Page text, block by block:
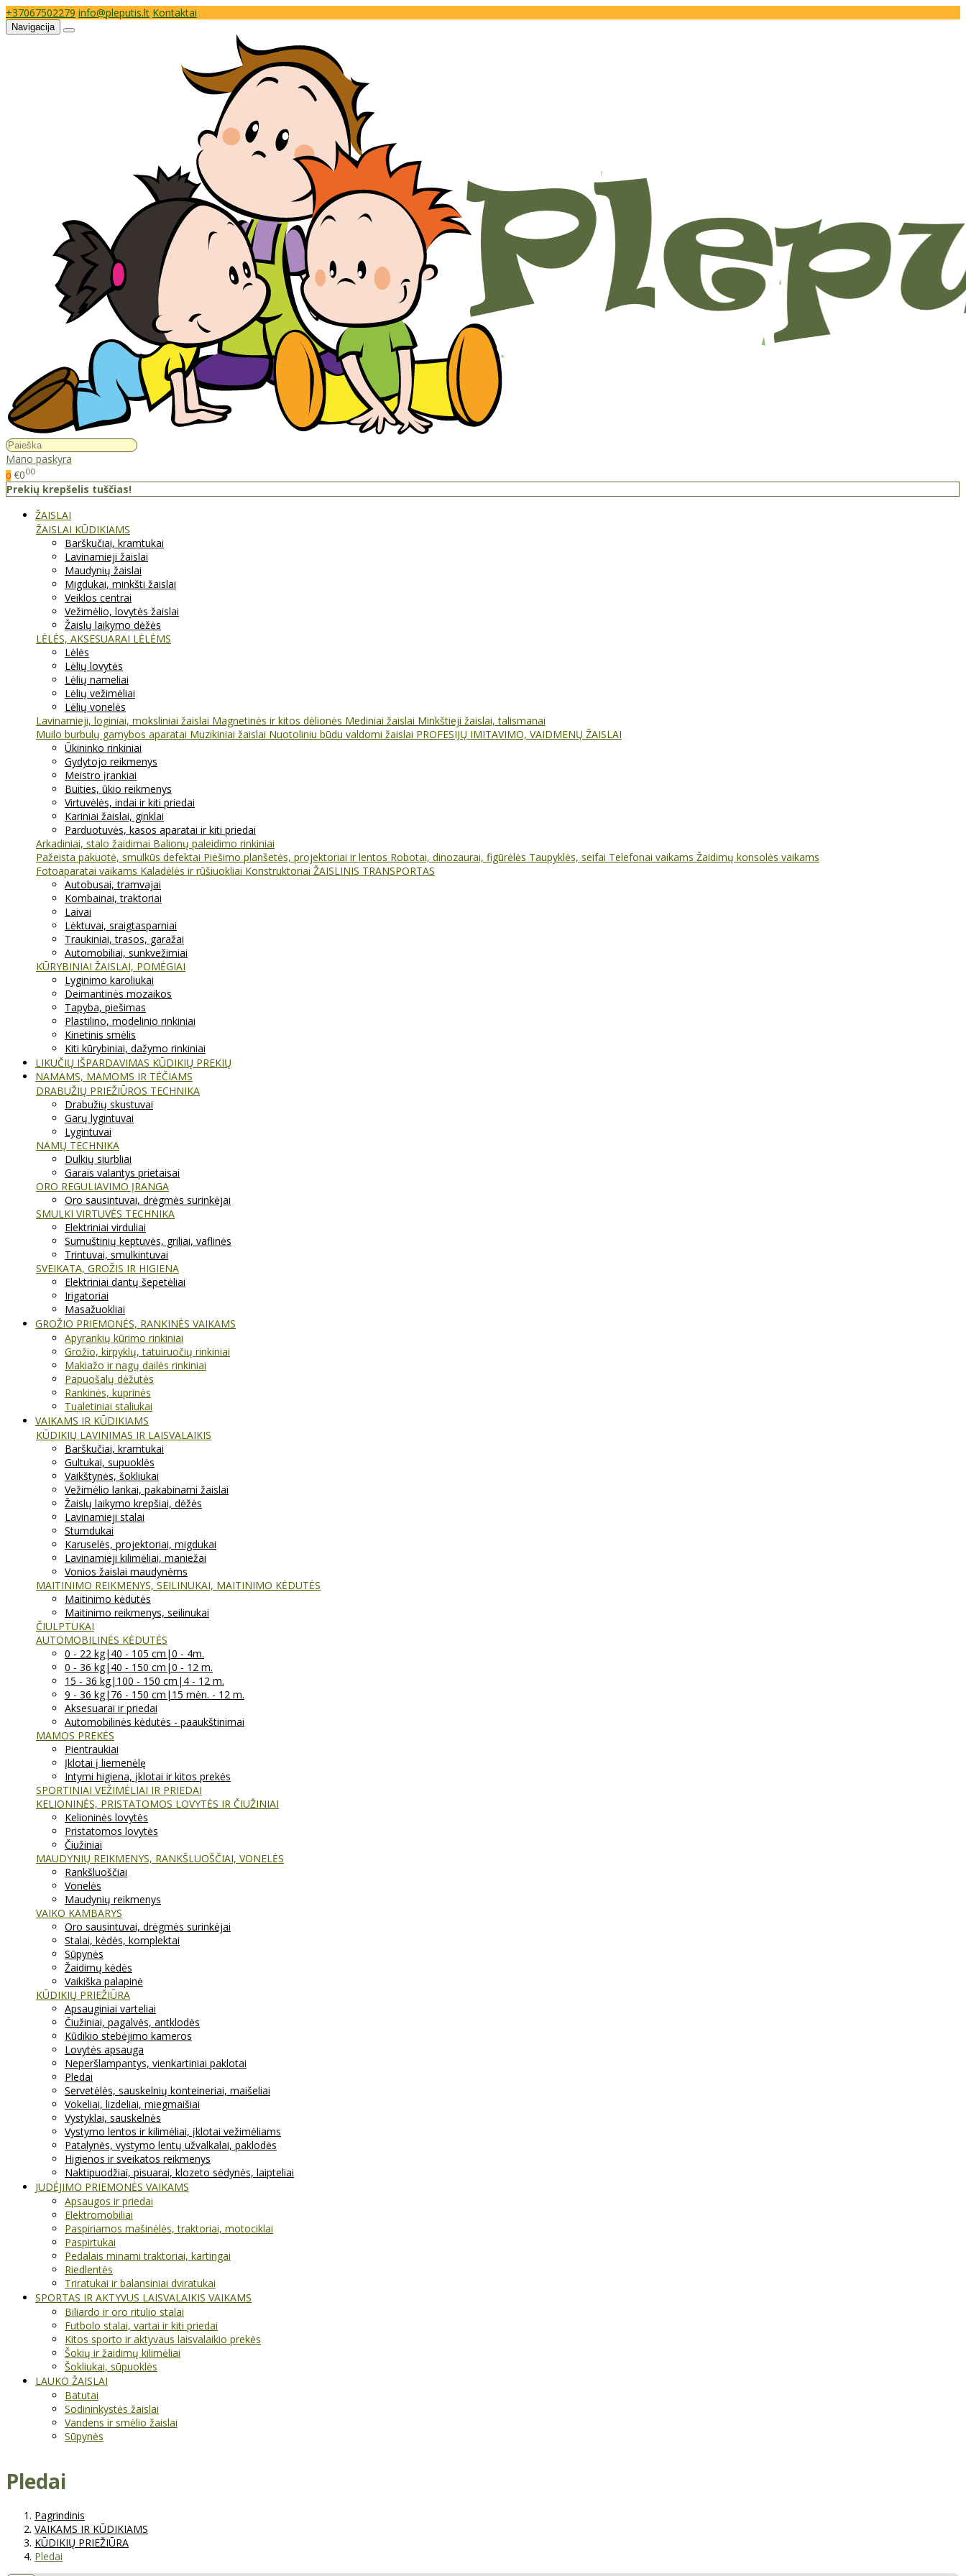
+37067502279 info@pleputis.lt Kontaktai
Navigacija
Mano paskyra
0 €000
Prekių krepšelis tuščias!
ŽAISLAI
ŽAISLAI KŪDIKIAMS
Barškučiai, kramtukai
Lavinamieji žaislai
Maudynių žaislai
Migdukai, minkšti žaislai
Veiklos centrai
Vežimėlio, lovytės žaislai
Žaislų laikymo dėžės
LĖLĖS, AKSESUARAI LĖLĖMS
Lėlės
Lėlių lovytės
Lėlių nameliai
Lėlių vežimėliai
Lėlių vonelės
Lavinamieji, loginiai, moksliniai žaislai Magnetinės ir kitos dėlionės Mediniai žaislai Minkštieji žaislai, talismanai
Muilo burbulų gamybos aparatai Muzikiniai žaislai Nuotoliniu būdu valdomi žaislai PROFESIJŲ IMITAVIMO, VAIDMENŲ ŽAISLAI
Ūkininko rinkiniai
Gydytojo reikmenys
Meistro įrankiai
Buities, ūkio reikmenys
Virtuvėlės, indai ir kiti priedai
Kariniai žaislai, ginklai
Parduotuvės, kasos aparatai ir kiti priedai
Arkadiniai, stalo žaidimai Balionų paleidimo rinkiniai
Pažeista pakuotė, smulkūs defektai Piešimo planšetės, projektoriai ir lentos Robotai, dinozaurai, figūrėlės Taupyklės, seifai Telefonai vaikams Žaidimų konsolės vaikams
Fotoaparatai vaikams Kaladėlės ir rūšiuokliai Konstruktoriai ŽAISLINIS TRANSPORTAS
Autobusai, tramvajai
Kombainai, traktoriai
Laivai
Lėktuvai, sraigtasparniai
Traukiniai, trasos, garažai
Automobiliai, sunkvežimiai
KŪRYBINIAI ŽAISLAI, POMĖGIAI
Lyginimo karoliukai
Deimantinės mozaikos
Tapyba, piešimas
Plastilino, modelinio rinkiniai
Kinetinis smėlis
Kiti kūrybiniai, dažymo rinkiniai
LIKUČIŲ IŠPARDAVIMAS KŪDIKIŲ PREKIŲ
NAMAMS, MAMOMS IR TĖČIAMS
DRABUŽIŲ PRIEŽIŪROS TECHNIKA
Drabužių skustuvai
Garų lygintuvai
Lygintuvai
NAMŲ TECHNIKA
Dulkių siurbliai
Garais valantys prietaisai
ORO REGULIAVIMO ĮRANGA
Oro sausintuvai, drėgmės surinkėjai
SMULKI VIRTUVĖS TECHNIKA
Elektriniai virduliai
Sumuštinių keptuvės, griliai, vaflinės
Trintuvai, smulkintuvai
SVEIKATA, GROŽIS IR HIGIENA
Elektriniai dantų šepetėliai
Irigatoriai
Masažuokliai
GROŽIO PRIEMONĖS, RANKINĖS VAIKAMS
Apyrankių kūrimo rinkiniai
Grožio, kirpyklų, tatuiruočių rinkiniai
Makiažo ir nagų dailės rinkiniai
Papuošalų dėžutės
Rankinės, kuprinės
Tualetiniai staliukai
VAIKAMS IR KŪDIKIAMS
KŪDIKIŲ LAVINIMAS IR LAISVALAIKIS
Barškučiai, kramtukai
Gultukai, supuoklės
Vaikštynės, šokliukai
Vežimėlio lankai, pakabinami žaislai
Žaislų laikymo krepšiai, dėžės
Lavinamieji stalai
Stumdukai
Karuselės, projektoriai, migdukai
Lavinamieji kilimėliai, maniežai
Vonios žaislai maudynėms
MAITINIMO REIKMENYS, SEILINUKAI, MAITINIMO KĖDUTĖS
Maitinimo kėdutės
Maitinimo reikmenys, seilinukai
ČIULPTUKAI
AUTOMOBILINĖS KĖDUTĖS
0 - 22 kg|40 - 105 cm|0 - 4m.
0 - 36 kg|40 - 150 cm|0 - 12 m.
15 - 36 kg|100 - 150 cm|4 - 12 m.
9 - 36 kg|76 - 150 cm|15 mėn. - 12 m.
Aksesuarai ir priedai
Automobilinės kėdutės - paaukštinimai
MAMOS PREKĖS
Pientraukiai
Įklotai į liemenėlę
Intymi higiena, įklotai ir kitos prekės
SPORTINIAI VEŽIMĖLIAI IR PRIEDAI
KELIONINĖS, PRISTATOMOS LOVYTĖS IR ČIUŽINIAI
Kelioninės lovytės
Pristatomos lovytės
Čiužiniai
MAUDYNIŲ REIKMENYS, RANKŠLUOŠČIAI, VONELĖS
Rankšluoščiai
Vonelės
Maudynių reikmenys
VAIKO KAMBARYS
Oro sausintuvai, drėgmės surinkėjai
Stalai, kėdės, komplektai
Sūpynės
Žaidimų kėdės
Vaikiška palapinė
KŪDIKIŲ PRIEŽIŪRA
Apsauginiai varteliai
Čiužiniai, pagalvės, antklodės
Kūdikio stebėjimo kameros
Lovytės apsauga
Neperšlampantys, vienkartiniai paklotai
Pledai
Servetėlės, sauskelnių konteineriai, maišeliai
Vokeliai, lizdeliai, miegmaišiai
Vystyklai, sauskelnės
Vystymo lentos ir kilimėliai, įklotai vežimėliams
Patalynės, vystymo lentų užvalkalai, paklodės
Higienos ir sveikatos reikmenys
Naktipuodžiai, pisuarai, klozeto sėdynės, laipteliai
JUDĖJIMO PRIEMONĖS VAIKAMS
Apsaugos ir priedai
Elektromobiliai
Paspiriamos mašinėlės, traktoriai, motociklai
Paspirtukai
Pedalais minami traktoriai, kartingai
Riedlentės
Triratukai ir balansiniai dviratukai
SPORTAS IR AKTYVUS LAISVALAIKIS VAIKAMS
Biliardo ir oro ritulio stalai
Futbolo stalai, vartai ir kiti priedai
Kitos sporto ir aktyvaus laisvalaikio prekės
Šokių ir žaidimų kilimėliai
Šokliukai, sūpuoklės
LAUKO ŽAISLAI
Batutai
Sodininkystės žaislai
Vandens ir smėlio žaislai
Sūpynės
Pledai
Pagrindinis
VAIKAMS IR KŪDIKIAMS
KŪDIKIŲ PRIEŽIŪRA
Pledai